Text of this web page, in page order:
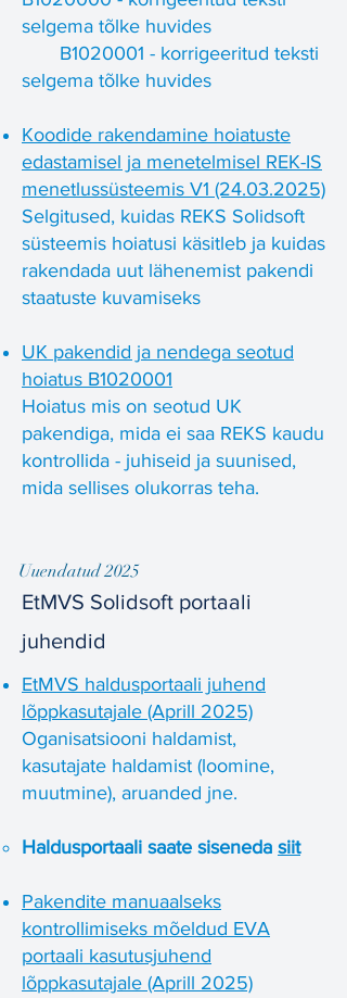
selgema tõlke huvides
B1020001 - korrigeeritud teksti
selgema tõlke huvides
Koodide rakendamine hoiatuste
edastamisel ja menetelmisel REK-IS
menetlussüsteemis V1 (24.03.2025)
Selgitused, kuidas REKS Solidsoft
süsteemis hoiatusi käsitleb ja kuidas
rakendada uut lähenemist pakendi
staatuste kuvamiseks
UK pakendid ja nendega seotud
hoiatus B1020001
Hoiatus mis on seotud UK
pakendiga, mida ei saa REKS kaudu
kontrollida - juhiseid ja suunised,
mida sellises olukorras teha.
Uuendatud 2025
EtMVS Solidsoft portaali
juhendid
EtMVS haldusportaali juhend
lõppkasutajale (Aprill 2025)
Oganisatsiooni haldamist,
kasutajate haldamist (loomine,
muutmine), aruanded jne.
Haldusportaali saate siseneda siit
Pakendite manuaalseks
kontrollimiseks mõeldud EVA
portaali kasutusjuhend
lõppkasutajale (Aprill 2025)